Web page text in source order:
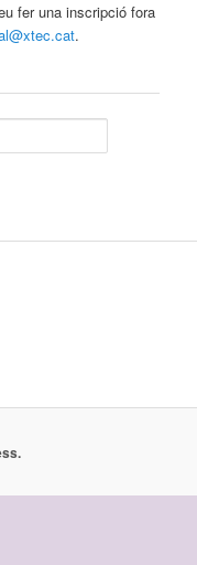
fer una inscripció fora
.